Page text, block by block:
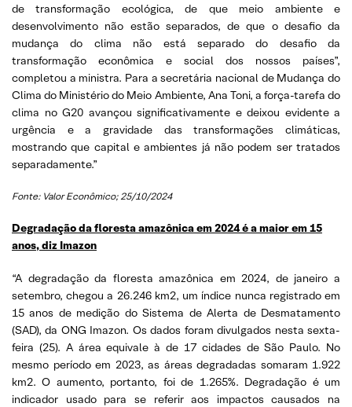
de transformação ecológica, de que meio ambiente e
desenvolvimento não estão separados, de que o desafio da
mudança do clima não está separado do desafio da
transformação econômica e social dos nossos países”,
completou a ministra. Para a secretária nacional de Mudança do
Clima do Ministério do Meio Ambiente, Ana Toni, a força-tarefa do
clima no G20 avançou significativamente e deixou evidente a
urgência e a gravidade das transformações climáticas,
mostrando que capital e ambientes já não podem ser tratados
separadamente.”
Fonte: Valor Econômico; 25/10/2024
Degradação da floresta amazônica em 2024 é a maior em 15
anos, diz Imazon
“A degradação da floresta amazônica em 2024, de janeiro a
setembro, chegou a 26.246 km2, um índice nunca registrado em
15 anos de medição do Sistema de Alerta de Desmatamento
(SAD), da ONG Imazon. Os dados foram divulgados nesta sexta-
feira (25). A área equivale à de 17 cidades de São Paulo. No
mesmo período em 2023, as áreas degradadas somaram 1.922
km2. O aumento, portanto, foi de 1.265%. Degradação é um
indicador usado para se referir aos impactos causados na